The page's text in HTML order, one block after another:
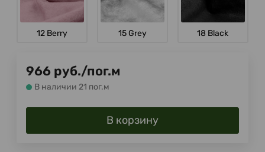
12 Berry 15 Grey 18 Black
966 руб./пог.м
В наличии 21 пог.м
В корзину